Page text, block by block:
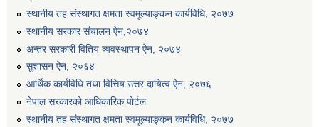
स्थानीय तह संस्थागत क्षमता स्वमूल्याङ्कन कार्यविधि, २०७७
स्थानीय सरकार संचालन ऐन,२०७४
अन्तर सरकारी वितिय व्यवस्थापन ऐन, २०७४
सुशासन ऐन, २०६४
आर्थिक कार्यविधि तथा वित्तिय उत्तर दायित्व ऐन, २०७६
नेपाल सरकारको आधिकारिक पोर्टल
स्थानीय तह संस्थागत क्षमता स्वमूल्याङ्कन कार्यविधि, २०७७